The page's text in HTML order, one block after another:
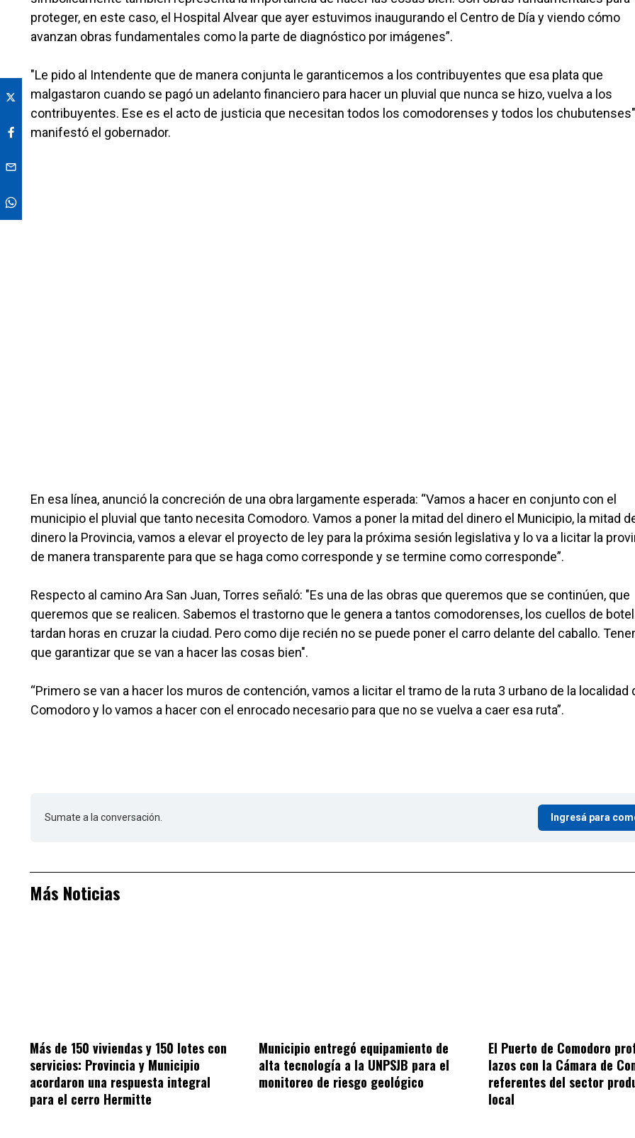
proteger, en este caso, el Hospital Alvear que ayer estuvimos inaugurando el Centro de Día y viendo cómo
avanzan obras fundamentales como la parte de diagnóstico por imágenes”.
"Le pido al Intendente que de manera conjunta le garanticemos a los contribuyentes que esa plata que
malgastaron cuando se pagó un adelanto financiero para hacer un pluvial que nunca se hizo, vuelva a los
contribuyentes. Ese es el acto de justicia que necesitan todos los comodorenses y todos los
manifestó el gobernador.
En esa línea, anunció la concreción de una obra largamente esperada: “Vamos a hacer en conjunto con el
municipio el pluvial que tanto necesita Comodoro. Vamos a poner la mitad del dinero el Municipio, la mitad
dinero la Provincia, vamos a elevar el proyecto de ley para la próxima sesión legislativa y lo va a licitar la
de manera transparente para que se haga como corresponde y se termine como corresponde”.
Respecto al camino Ara San Juan, Torres señaló: "Es una de las obras que queremos que se continúen, que
queremos que se realicen. Sabemos el trastorno que le genera a tantos comodorenses, los cuellos de
tardan horas en cruzar la ciudad. Pero como dije recién no se puede poner el carro delante del caballo.
que garantizar que se van a hacer las cosas bien".
“Primero se van a hacer los muros de contención, vamos a licitar el tramo de la ruta 3 urbano de la localidad
Comodoro y lo vamos a hacer con el enrocado necesario para que no se vuelva a caer esa ruta”.
Sumate a la conversación. Ingresá para
Más Noticias
Más de 150 viviendas y 150 lotes con
servicios: Provincia y Municipio
acordaron una respuesta integral
para el cerro Hermitte
Municipio entregó equipamiento de
alta tecnología a la UNPSJB para el
monitoreo de riesgo geológico
El Puerto de Comodoro
lazos con la Cámara de
referentes del sector
local